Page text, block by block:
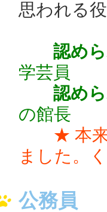
思われる
認め
学芸員
認め
の館長
★ 本
ました。
公務員